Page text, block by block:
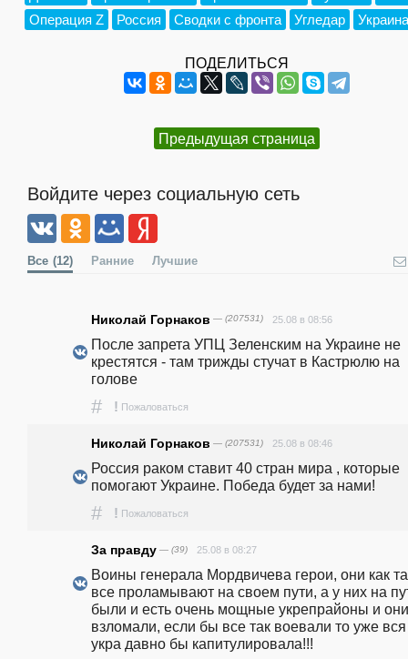
Операция Z
Россия Сводки с фронта Угледар Украина
ПОДЕЛИТЬСЯ
Предыдущая страница
Войдите через социальную сеть
Все (12) Ранние Лучшие
Николай Горнаков — (207531) 25.08 в 08:56
После запрета УПЦ Зеленским на Украине не
крестятся - там трижды стучат в Кастрюлю на
голове
# ! Пожаловаться
Николай Горнаков — (207531) 25.08 в 08:46
Россия раком ставит 40 стран мира , которые
помогают Украине. Победа будет за нами!
# ! Пожаловаться
За правду — (39) 25.08 в 08:27
Воины генерала Мордвичева герои, они как
все проламывают на своем пути, а у них на
были и есть очень мощные укрепрайоны и
взломали, если бы все так воевали то уже вся
укра давно бы капитулировала!!!